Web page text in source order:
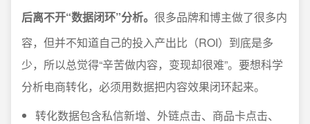
后离不开“数据闭环”分析。 很多品牌和博主做了很多内
容，但并不知道自己的投入产出比（ROI）到底是多
少，所以总觉得“辛苦做内容，变现却很难”。要想科学
分析电商转化，必须用数据把内容效果闭环起来。
转化数据包含私信新增、外链点击、商品卡点击、